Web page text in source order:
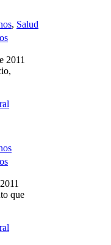
, Salud
2011
que